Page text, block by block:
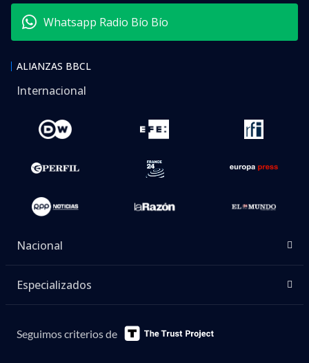
Whatsapp Radio Bío Bío
ALIANZAS BBCL
Internacional
Nacional
Especializados
Seguimos criterios de